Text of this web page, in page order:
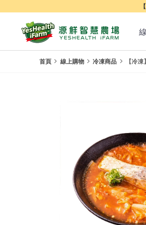
首頁 線上購物 冷凍商品 【冷